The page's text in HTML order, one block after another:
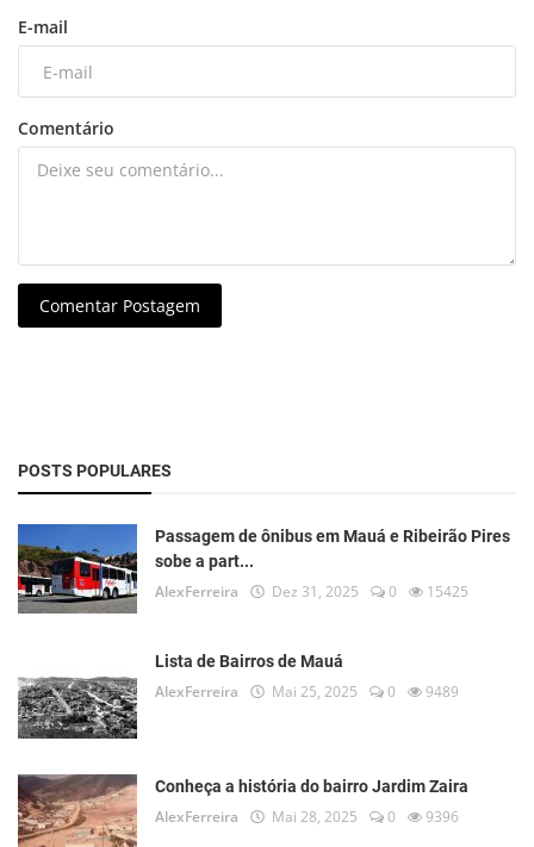
E-mail
Comentário
Comentar Postagem
POSTS POPULARES
Passagem de ônibus em Mauá e Ribeirão Pires
sobe a part...
AlexFerreira Dez 31, 2025 0 15425
Lista de Bairros de Mauá
AlexFerreira Mai 25, 2025 0 9489
Conheça a história do bairro Jardim Zaira
AlexFerreira Mai 28, 2025 0 9396